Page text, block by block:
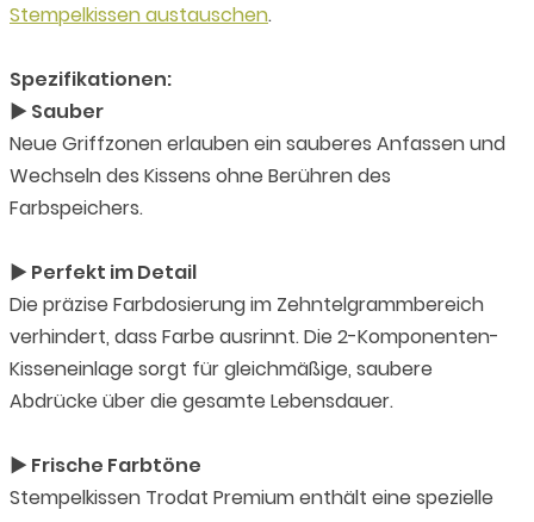
Stempelkissen austauschen.
Spezifikationen:
► Sauber
Neue Griffzonen erlauben ein sauberes Anfassen und
Wechseln des Kissens ohne Berühren des
Farbspeichers.
► Perfekt im Detail
Die präzise Farbdosierung im Zehntelgrammbereich
verhindert, dass Farbe ausrinnt. Die 2-Komponenten-
Kisseneinlage sorgt für gleichmäßige, saubere
Abdrücke über die gesamte Lebensdauer.
► Frische Farbtöne
Stempelkissen Trodat Premium enthält eine spezielle